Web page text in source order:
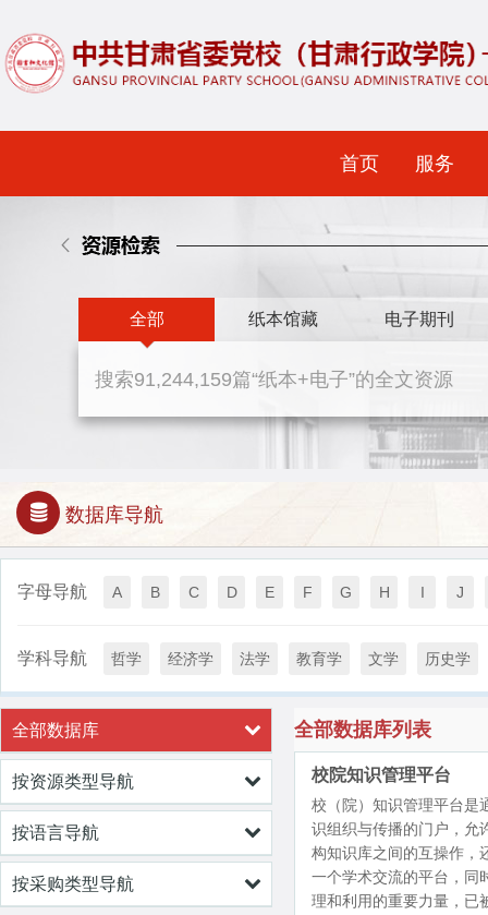
首页 服务
全部 纸本馆藏 电子期刊
数据库导航
字母导航 A B C D E F G H I J
学科导航 哲学 经济学 法学 教育学 文学 历史学
全部数据库
按资源类型导航
按语言导航
按采购类型导航
全部数据库列表
校院知识管理平台
校（院）知识管理平台是
识组织与传播的门户，允
构知识库之间的互操作，
一个学术交流的平台，同
理和利用的重要力量，已